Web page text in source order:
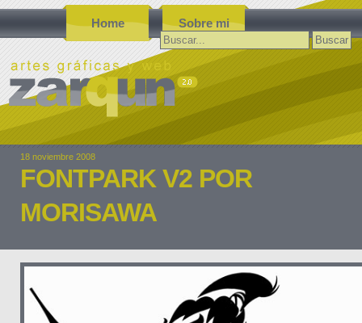
Home Sobre mi
Buscar:
18 noviembre 2008
FONTPARK V2 POR
MORISAWA